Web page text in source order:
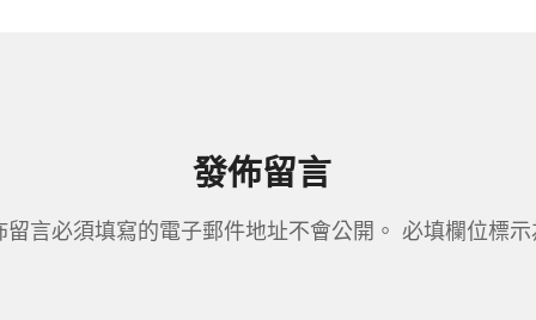
發佈留言
留言必須填寫的電子郵件地址不會公開。 必填欄位標